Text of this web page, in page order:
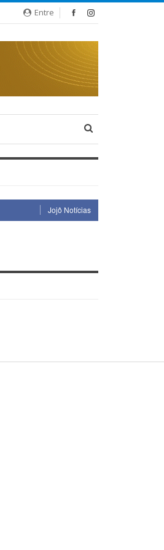
Entre
Jojô Notícias